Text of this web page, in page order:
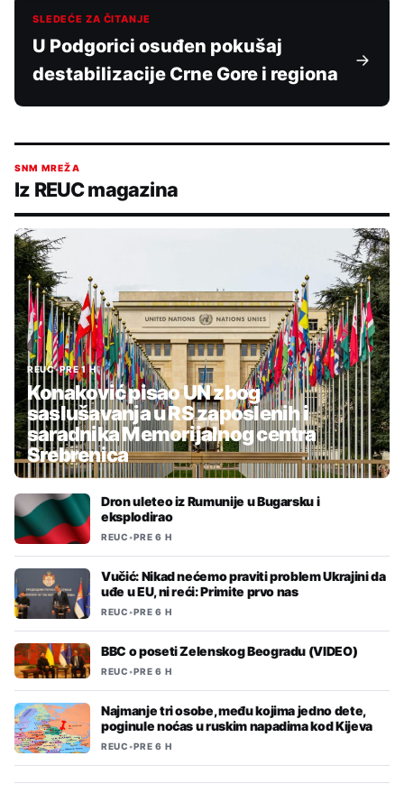
SLEDEĆE ZA ČITANJE
U Podgorici osuđen pokušaj
destabilizacije Crne Gore i regiona
SNM MREŽA
Iz REUC magazina
REUC•PRE 1 H
Konaković pisao UN zbog
saslušavanja u RS zaposlenih i
saradnika Memorijalnog centra
Srebrenica
Dron uleteo iz Rumunije u Bugarsku i
eksplodirao
REUC•PRE 6 H
Vučić: Nikad nećemo praviti problem Ukrajini da
uđe u EU, ni reći: Primite prvo nas
REUC•PRE 6 H
BBC o poseti Zelenskog Beogradu (VIDEO)
REUC•PRE 6 H
Najmanje tri osobe, među kojima jedno dete,
poginule noćas u ruskim napadima kod Kijeva
REUC•PRE 6 H